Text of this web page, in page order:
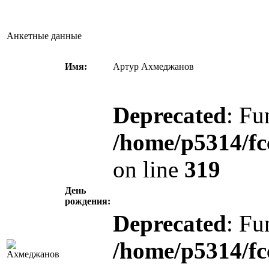
Анкетные данные
Имя: Артур Ахмеджанов
День
рождения:
Deprecated:
/home/p5314/
on line 319
Deprecated:
/home/p5314/